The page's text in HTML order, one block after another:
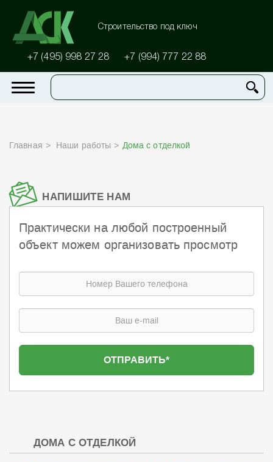
Строительство под ключ
+7 (495) 998 27 28 +7 (994) 777 22 88
Главная Наши работы Дома с отделкой
НАПИШИТЕ НАМ
Практически на любой построенный
объект можем организовать просмотр
ДОМА С ОТДЕЛКОЙ